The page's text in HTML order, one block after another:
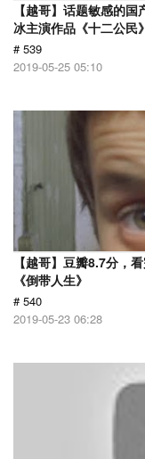
【越哥】话题敏感的
冰主演作品《十二公民》
# 539
2019-05-25 05:10
【越哥】豆瓣8.7分，
《倒带人生》
# 540
2019-05-23 06:28